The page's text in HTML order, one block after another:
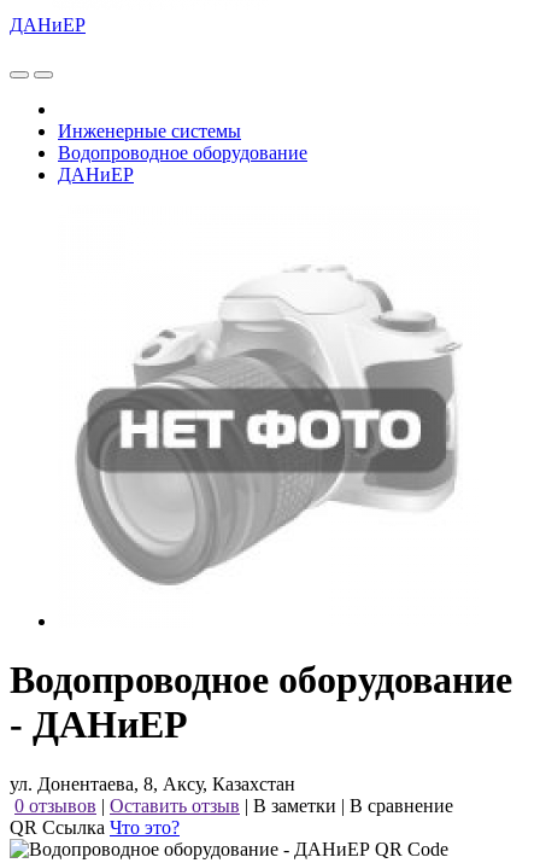
ДАНиЕР
Инженерные системы
Водопроводное оборудование
ДАНиЕР
Водопроводное оборудование
- ДАНиЕР
ул. Донентаева, 8, Аксу, Казахстан
0 отзывов | Оставить отзыв | В заметки | В сравнение
QR Ссылка Что это?